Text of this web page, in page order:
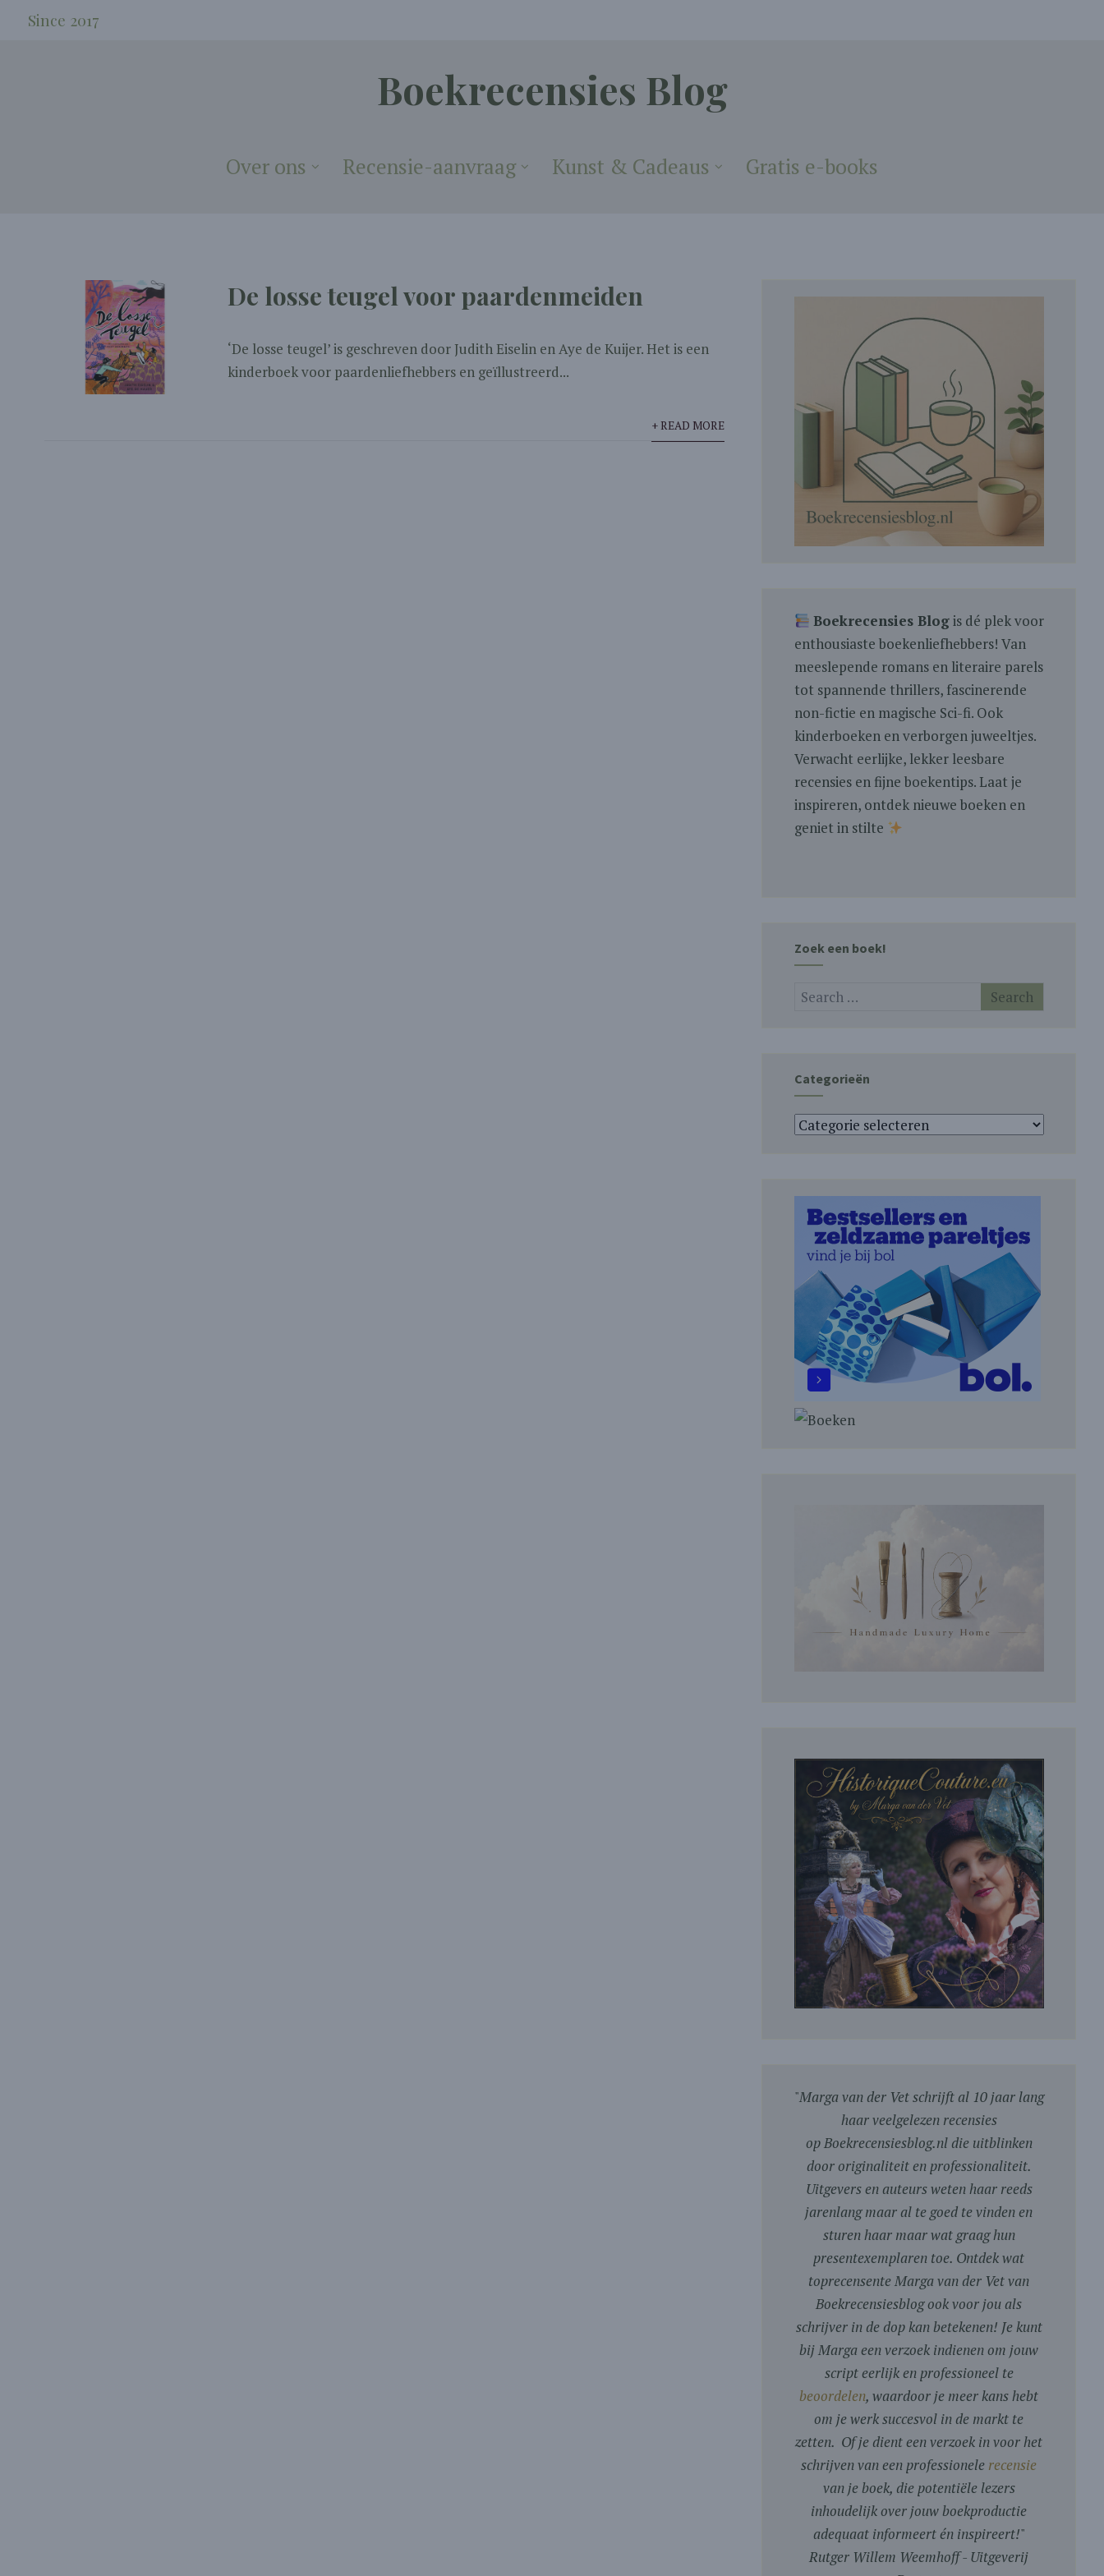
Since 2017
Boekrecensies Blog
Over ons Recensie-aanvraag Kunst & Cadeaus Gratis e-books
De losse teugel voor paardenmeiden
‘De losse teugel’ is geschreven door Judith Eiselin en Aye de Kuijer. Het is een
kinderboek voor paardenliefhebbers en geïllustreerd...
+ READ MORE
Boekrecensies Blogis dé plek voor
enthousiaste boekenliefhebbers! Van
meeslepende romans en literaire parels
tot spannende thrillers, fascinerende
non-fictie en magische Sci-fi. Ook
kinderboeken en verborgen juweeltjes.
Verwacht eerlijke, lekker leesbare
recensies en fijne boekentips. Laat je
inspireren, ontdek nieuwe boeken en
geniet in stilte
Zoek een boek!
Categorieën
Categorieën
"Marga van der Vet schrijft al 10 jaar lang
haar veelgelezen recensies
op Boekrecensiesblog.nl die uitblinken
door originaliteit en professionaliteit.
Uitgevers en auteurs weten haar reeds
jarenlang maar al te goed te vinden en
sturen haar maar wat graag hun
presentexemplaren toe. Ontdek wat
toprecensente Marga van der Vet van
Boekrecensiesblog ook voor jou als
schrijver in de dop kan betekenen! Je kunt
bij Marga een verzoek indienen om jouw
script eerlijk en professioneel te
beoordelen, waardoor je meer kans hebt
om je werk succesvol in de markt te
zetten. Of je dient een verzoek in voor het
schrijven van een professionele recensie
van je boek, die potentiële lezers
inhoudelijk over jouw boekproductie
adequaat informeert én inspireert!"
Rutger Willem Weemhoff - Uitgeverij